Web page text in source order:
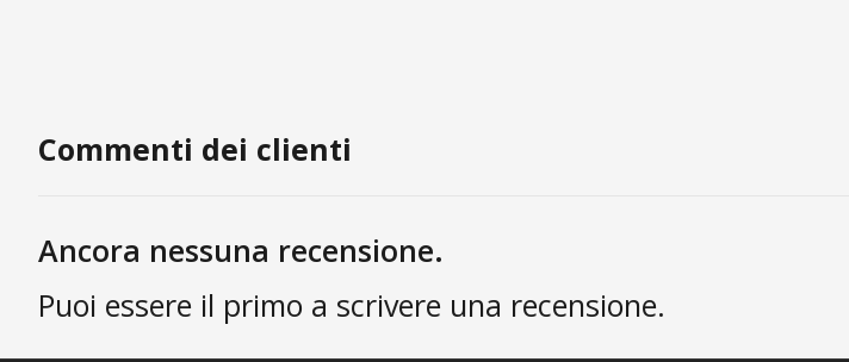
Commenti dei clienti
Ancora nessuna recensione.
Puoi essere il primo a scrivere una recensione.